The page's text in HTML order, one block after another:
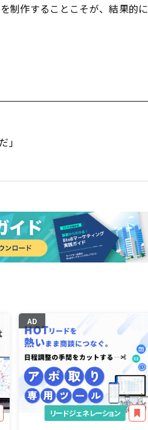
を制作することこそが、結果的に
」
AD
リードジェネレーション